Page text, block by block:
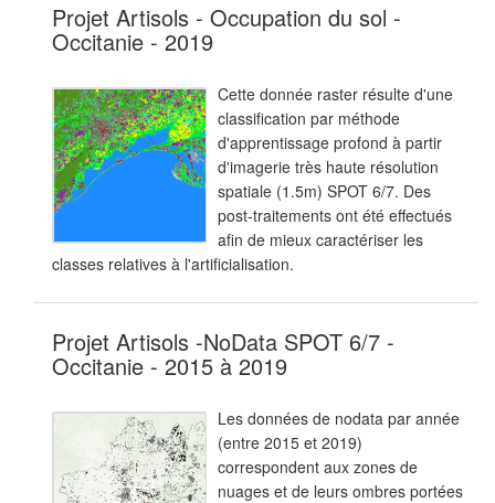
Projet Artisols - Occupation du sol -
Occitanie - 2019
Cette donnée raster résulte d'une
classification par méthode
d'apprentissage profond à partir
d'imagerie très haute résolution
spatiale (1.5m) SPOT 6/7. Des
post-traitements ont été effectués
afin de mieux caractériser les
classes relatives à l'artificialisation.
Projet Artisols -NoData SPOT 6/7 -
Occitanie - 2015 à 2019
Les données de nodata par année
(entre 2015 et 2019)
correspondent aux zones de
nuages et de leurs ombres portées